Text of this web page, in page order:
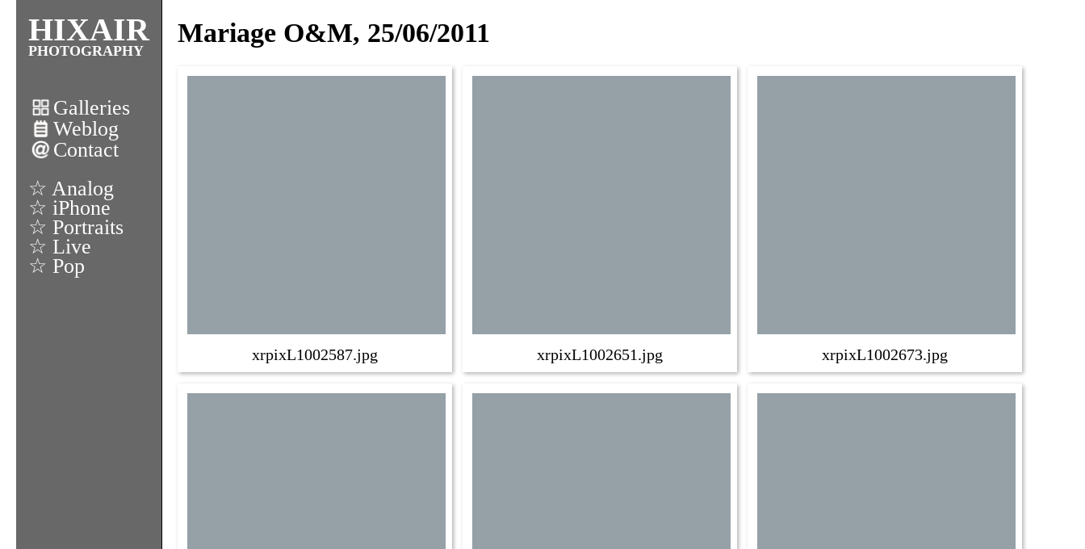
HIXAIR
PHOTOGRAPHY
Galleries
Weblog
Contact
☆ Analog
☆ iPhone
☆ Portraits
☆ Live
☆ Pop
Mariage O&M, 25/06/2011
xrpixL1002587.jpg xrpixL1002651.jpg xrpixL1002673.jpg